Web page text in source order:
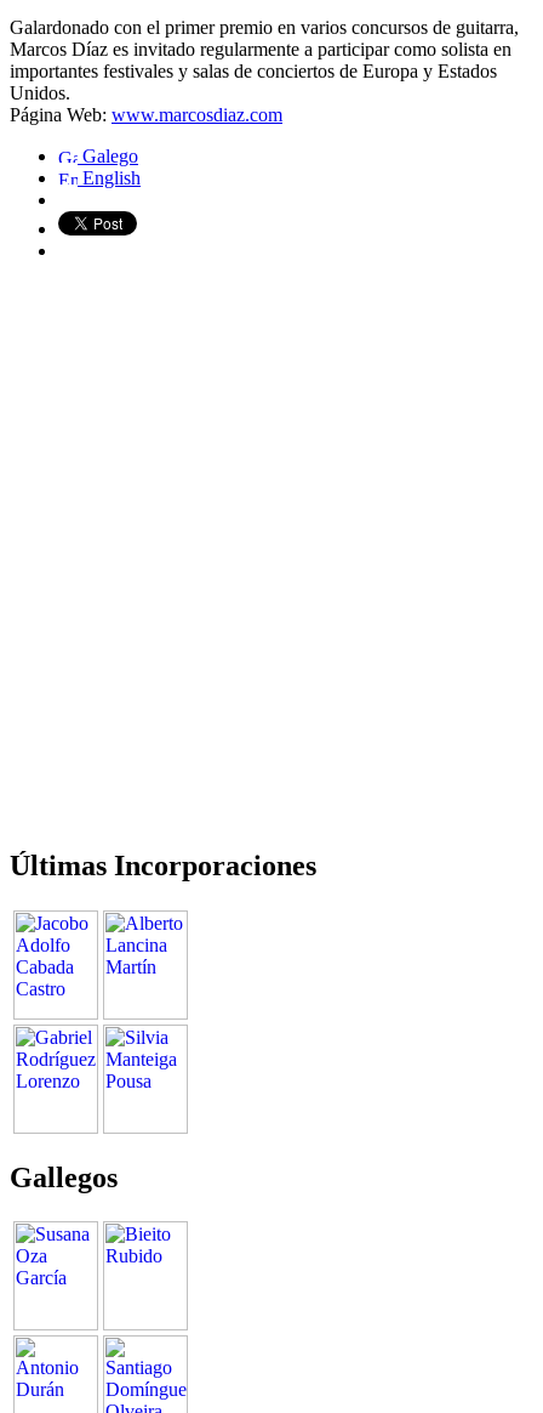
Galardonado con el primer premio en varios concursos de guitarra,
Marcos Díaz es invitado regularmente a participar como solista en
importantes festivales y salas de conciertos de Europa y Estados
Unidos.
Página Web: www.marcosdiaz.com
Galego
English
Últimas Incorporaciones
Gallegos